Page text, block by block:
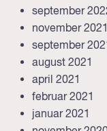
september
november 2021
september
august 2021
april 2021
februar 2021
januar 2021